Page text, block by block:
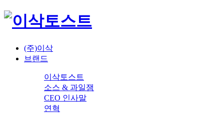
(주)이삭
브랜드
이삭토스트
소스 & 과일잼
CEO 인사말
연혁